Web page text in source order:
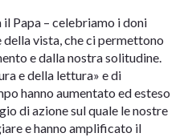
Papa – celebriamo i doni
vista, che ci permettono
e dalla nostra solitudine.
e della lettura» e di
hanno aumentato ed esteso
di azione sul quale le nostre
e hanno amplificato il